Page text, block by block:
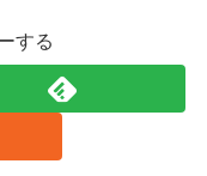
する